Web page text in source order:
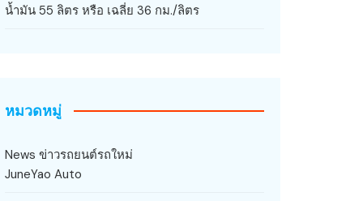
น้ำมัน 55 ลิตร หรือ เฉลี่ย 36 กม./ลิตร
หมวดหมู่
News ข่าวรถยนต์รถใหม่
JuneYao Auto